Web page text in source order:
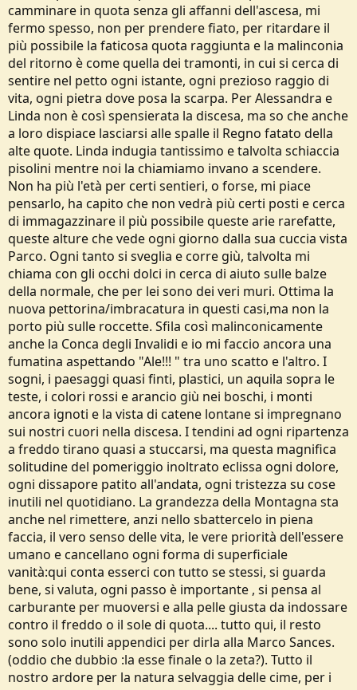
camminare in quota senza gli affanni dell'ascesa, mi
fermo spesso, non per prendere fiato, per ritardare il
più possibile la faticosa quota raggiunta e la malinconia
del ritorno è come quella dei tramonti, in cui si cerca di
sentire nel petto ogni istante, ogni prezioso raggio di
vita, ogni pietra dove posa la scarpa. Per Alessandra e
Linda non è così spensierata la discesa, ma so che anche
a loro dispiace lasciarsi alle spalle il Regno fatato della
alte quote. Linda indugia tantissimo e talvolta schiaccia
pisolini mentre noi la chiamiamo invano a scendere.
Non ha più l'età per certi sentieri, o forse, mi piace
pensarlo, ha capito che non vedrà più certi posti e cerca
di immagazzinare il più possibile queste arie rarefatte,
queste alture che vede ogni giorno dalla sua cuccia vista
Parco. Ogni tanto si sveglia e corre giù, talvolta mi
chiama con gli occhi dolci in cerca di aiuto sulle balze
della normale, che per lei sono dei veri muri. Ottima la
nuova pettorina/imbracatura in questi casi,ma non la
porto più sulle roccette. Sfila così malinconicamente
anche la Conca degli Invalidi e io mi faccio ancora una
fumatina aspettando "Ale!!! " tra uno scatto e l'altro. I
sogni, i paesaggi quasi finti, plastici, un aquila sopra le
teste, i colori rossi e arancio giù nei boschi, i monti
ancora ignoti e la vista di catene lontane si impregnano
sui nostri cuori nella discesa. I tendini ad ogni ripartenza
a freddo tirano quasi a stuccarsi, ma questa magnifica
solitudine del pomeriggio inoltrato eclissa ogni dolore,
ogni dissapore patito all'andata, ogni tristezza su cose
inutili nel quotidiano. La grandezza della Montagna sta
anche nel rimettere, anzi nello sbattercelo in piena
faccia, il vero senso delle vita, le vere priorità dell'essere
umano e cancellano ogni forma di superficiale
vanità:qui conta esserci con tutto se stessi, si guarda
bene, si valuta, ogni passo è importante , si pensa al
carburante per muoversi e alla pelle giusta da indossare
contro il freddo o il sole di quota.... tutto qui, il resto
sono solo inutili appendici per dirla alla Marco Sances.
(oddio che dubbio :la esse finale o la zeta?). Tutto il
nostro ardore per la natura selvaggia delle cime, per i